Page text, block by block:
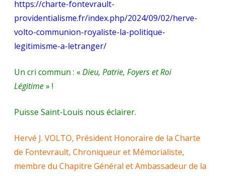
https://charte-fontevrault-
providentialisme.fr/index.php/2024/09/02/herve-
volto-communion-royaliste-la-politique-
legitimisme-a-letranger/
Un cri commun : «Dieu, Patrie, Foyers et Roi
Légitime» !
Puisse Saint-Louis nous éclairer.
Hervé J. VOLTO, Président Honoraire de la Charte
de Fontevrault, Chroniqueur et Mémorialiste,
membre du Chapitre Général et Ambassadeur de la